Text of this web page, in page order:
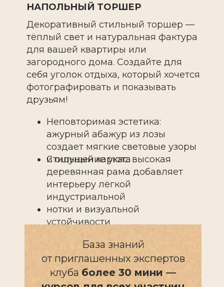
НАПОЛЬНЫЙ ТОРШЕР
Декоративный стильный торшер —
тёплый свет и натуральная фактура
для вашей квартиры или
загородного дома. Создайте для
себя уголок отдыха, который хочется
фотографировать и показывать
друзьям!
Стильный каркас: высокая
деревянная рама добавляет
интерьеру лёгкой
индустриальной
нотки и визуальной
устойчивости
Неповторимая эстетика:
ажурный абажур из лозы
создает мягкие световые узоры
и ощущение уюта
База знаний
от приглашенных экспертов
клуба более 30 мини —